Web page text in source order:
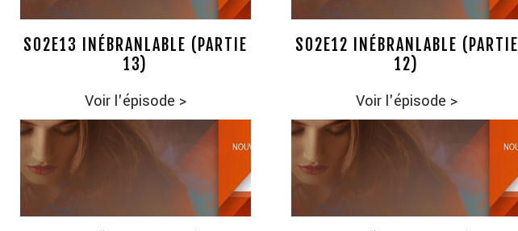
S02E13 INÉBRANLABLE (PARTIE
13)
Voir l'épisode >
S02E12 INÉBRANLABLE (PARTIE
12)
Voir l'épisode >